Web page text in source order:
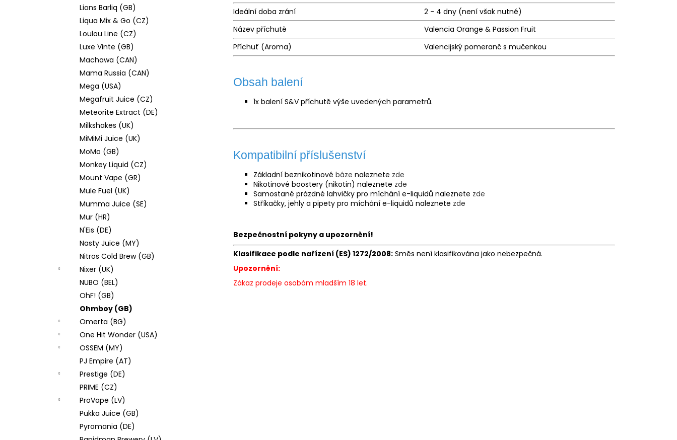
Lions Barliq (GB)
Liqua Mix & Go (CZ)
Loulou Line (CZ)
Luxe Vinte (GB)
Machawa (CAN)
Mama Russia (CAN)
Mega (USA)
Megafruit Juice (CZ)
Meteorite Extract (DE)
Milkshakes (UK)
MiMiMi Juice (UK)
MoMo (GB)
Monkey Liquid (CZ)
Mount Vape (GR)
Mule Fuel (UK)
Mumma Juice (SE)
Mur (HR)
N'Eis (DE)
Nasty Juice (MY)
Nitros Cold Brew (GB)
Nixer (UK)
NUBO (BEL)
OhF! (GB)
Ohmboy (GB)
Omerta (BG)
One Hit Wonder (USA)
OSSEM (MY)
PJ Empire (AT)
Prestige (DE)
PRIME (CZ)
ProVape (LV)
Pukka Juice (GB)
Pyromania (DE)
Ideální doba zrání
2 - 4 dny (není však nutné)
Název příchutě
Valencia Orange & Passion Fruit
Příchuť (Aroma)
Valencijský pomeranč s mučenkou
Obsah balení
1x balení S&V příchutě výše uvedených parametrů.
Kompatibilní příslušenství
Základní beznikotinové báze naleznete zde
Nikotinové boostery (nikotin) naleznete zde
Samostané prázdné lahvičky pro míchání e-liquidů naleznete zde
Stříkačky, jehly a pipety pro míchání e-liquidů naleznete zde
Bezpečnostní pokyny a upozornění!
Klasifikace podle nařízení (ES) 1272/2008: Směs není klasifikována jako nebezpečná.
Upozornění:
Zákaz prodeje osobám mladším 18 let.